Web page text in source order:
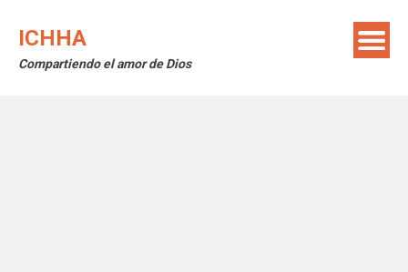
ICHHA
Compartiendo el amor de Dios